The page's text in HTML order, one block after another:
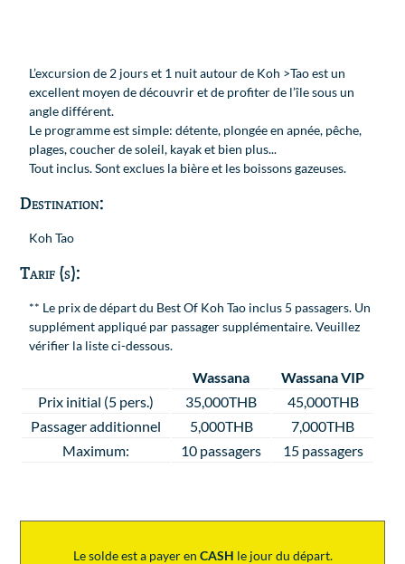
L’excursion de 2 jours et 1 nuit autour de Koh >Tao est un
excellent moyen de découvrir et de profiter de l’île sous un
angle différent.
Le programme est simple: détente, plongée en apnée, pêche,
plages, coucher de soleil, kayak et bien plus...
Tout inclus. Sont exclues la bière et les boissons gazeuses.
Destination:
Koh Tao
Tarif (s):
** Le prix de départ du Best Of Koh Tao inclus 5 passagers. Un
supplément appliqué par passager supplémentaire. Veuillez
vérifier la liste ci-dessous.
Wassana
Wassana VIP
Prix initial (5 pers.)
35,000THB
45,000THB
Passager additionnel
5,000THB
7,000THB
Maximum:
10 passagers 15 passagers
Le solde est a payer en CASH le jour du départ.